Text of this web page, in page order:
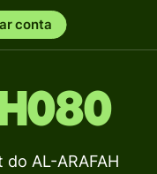
conta
AL-ARAFAH